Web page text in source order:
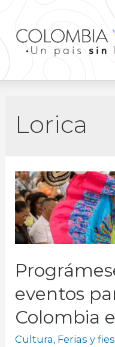
Lorica
eventos
Colombia
Cultura, Ferias y